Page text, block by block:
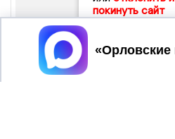
покинуть сайт
Принять